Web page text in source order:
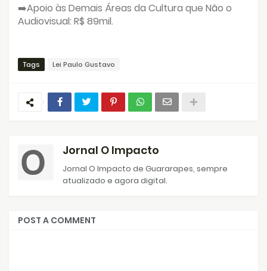
➡️Apoio às Demais Áreas da Cultura que Não o
Audiovisual: R$ 89mil.
Tags Lei Paulo Gustavo
Jornal O Impacto
Jornal O Impacto de Guararapes, sempre
atualizado e agora digital.
POST A COMMENT